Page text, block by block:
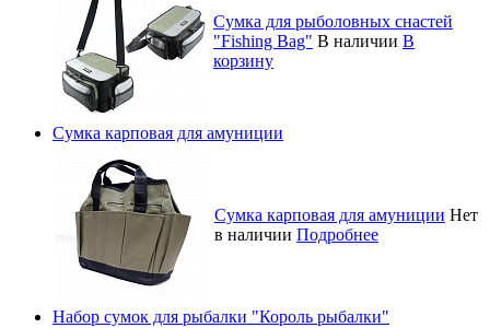
Сумка для рыболовных снастей
"Fishing Bag" В наличии В
корзину
Сумка карповая для амуниции
Сумка карповая для амуниции Нет
в наличии Подробнее
Набор сумок для рыбалки "Король рыбалки"